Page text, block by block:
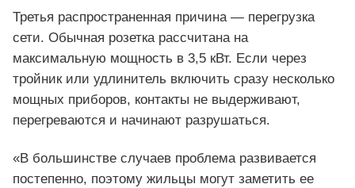
Третья распространенная причина — перегрузка
сети. Обычная розетка рассчитана на
максимальную мощность в 3,5 кВт. Если через
тройник или удлинитель включить сразу несколько
мощных приборов, контакты не выдерживают,
перегреваются и начинают разрушаться.
«В большинстве случаев проблема развивается
постепенно, поэтому жильцы могут заметить ее